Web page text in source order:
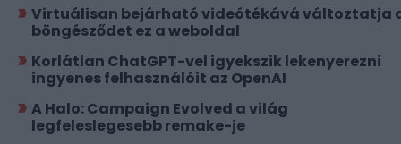
Virtuálisan bejárható videótékává változtatja
böngésződet ez a weboldal
Korlátlan ChatGPT-vel igyekszik lekenyerezni
ingyenes felhasználóit az OpenAI
A Halo: Campaign Evolved a világ
legfeleslegesebb remake-je